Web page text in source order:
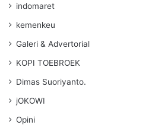
indomaret
kemenkeu
Galeri & Advertorial
KOPI TOEBROEK
Dimas Suoriyanto.
jOKOWI
Opini